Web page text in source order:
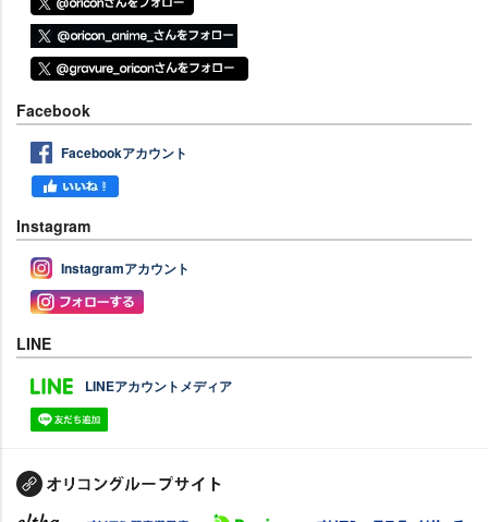
Facebook
Facebookアカウント
Instagram
Instagramアカウント
LINE
LINEアカウントメディア